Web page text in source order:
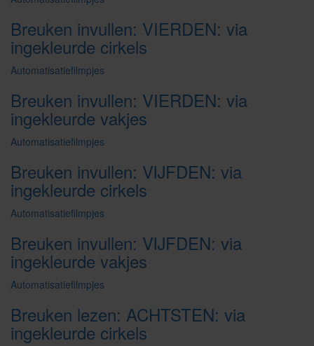
Breuken invullen: VIERDEN: via
ingekleurde cirkels
Automatisatiefilmpjes
Breuken invullen: VIERDEN: via
ingekleurde vakjes
Automatisatiefilmpjes
Breuken invullen: VIJFDEN: via
ingekleurde cirkels
Automatisatiefilmpjes
Breuken invullen: VIJFDEN: via
ingekleurde vakjes
Automatisatiefilmpjes
Breuken lezen: ACHTSTEN: via
ingekleurde cirkels